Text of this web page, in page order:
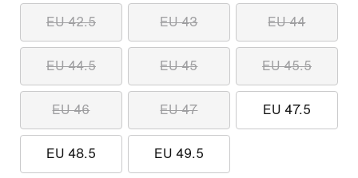
EU 42.5 EU 43 EU 44
EU 44.5 EU 45 EU 45.5
EU 46 EU 47 EU 47.5
EU 48.5 EU 49.5